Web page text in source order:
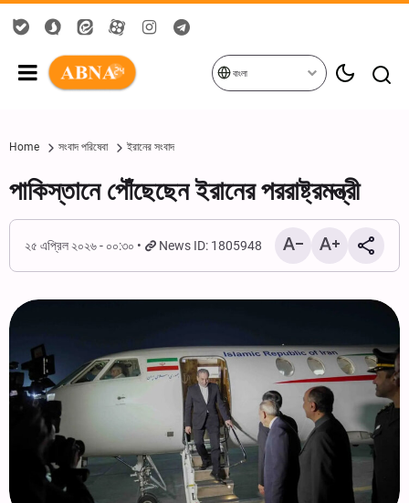
বাংলা
Home সংবাদ পরিষেবা ইরানের সংবাদ
পাকিস্তানে পৌঁছেছেন ইরানের পররাষ্ট্রমন্ত্রী
২৫ এপ্রিল ২০২৬ - ০০:৩০ News ID: 1805948